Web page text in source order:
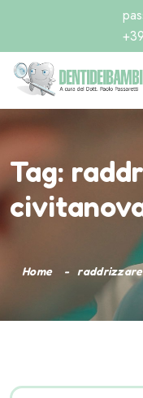
Tag:
Home